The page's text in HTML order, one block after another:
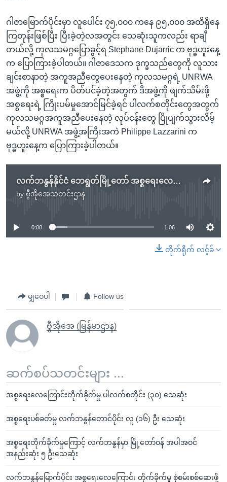
ဂါဇာမြောက်ပိုင်းမှာ လူပေါင်း ၇၅,၀၀၀ ကနေ ၉၅,၀၀၀ အထိရှိနေ
ကြတုန်းဖြစ်ပြီး ပြီးခဲ့တဲ့လအတွင်း သေဆုံးသူကလည်း ရာချီ
တယ်လို့ ကုလသမဂ္ဂပြောခွင့်ရ Stephane Dujarric က ဗုဒ္ဓဟူးနေ့
က ပြောကြားခဲ့ပါတယ်။ ဂါဇာဒေသက ဒုက္ခသည်တွေကို လူသား
ချင်းစာနာတဲ့ အကူအညီတွေပေးနေတဲ့ ကုလသမဂ္ဂရဲ့ UNRWA
အဖွဲ့ကို အစ္စရေးက ပိတ်ပင်ခဲ့တဲ့အတွက် ဒီအဖွဲ့ကို ဖျက်သိမ်းဖို့
အစ္စရေးရဲ့ ကြိုးပမ်မှုအောင်မြင်ခဲ့ရင် ပါလက်စတိုင်းတွေအတွက်
ကုလသမဂ္ဂအကူအညီပေးနေတဲ့ လုပ်ငန်းတွေ ပြိုပျက်သွားလိမ့်
မယ်လို့ UNRWA အဖွဲ့အကြီးအကဲ Philippe Lazzarini က
ဗုဒ္ဓဟူးနေ့က ပြောကြားခဲ့ပါတယ်။
လက်ဘနွန်နိုင်ငံ ဘေရွတ်မြို့တော် အစ္စရေးလေကြောင်းကတိုက်ခိုက်
by ဗွီအိုအေသတင်းဌာန
No media source currently available
0:00 1:06
တိုက်ရိုက် လင့်ခ်
မျှဝေပါ Follow us
ဗွီအိုအေ (မြန်မာဌာန)
ဆက်စပ်သတင်းများ ...
အစ္စရေးလေကြောင်းတိုက်ခိုက်မှု ပါလက်စတိုင်း (၃၀) သေဆုံး
အစ္စရေးပစ်ခတ်မှု လက်ဘနွန်တောင်ပိုင်း လူ (၁၆) ဦး သေဆုံး
အစ္စရေးတိုက်ခိုက်မှုကြောင့် လက်ဘနွန်မှာ မြို့တော်ဝန် အပါအဝင်
အနည်းဆုံး ၅ ဦးသေဆုံး
လက်ဘနွန်မြောက်ပိုင်း အစ္စရေးလေကြောင်း တိုက်ခိုက်မှု စုံစမ်းစစ်ဆေးဖို့